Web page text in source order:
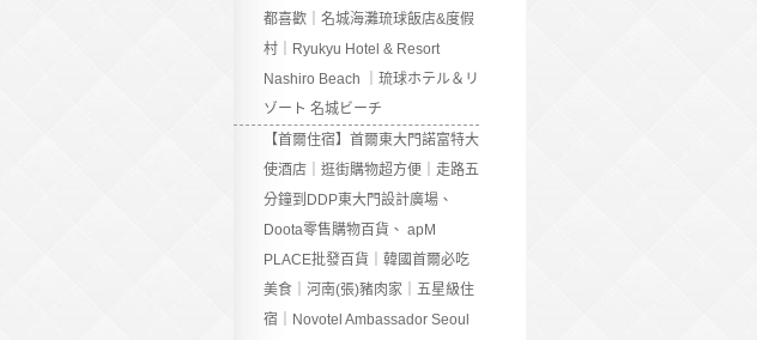
都喜歡｜名城海灘琉球飯店&度假
村｜Ryukyu Hotel & Resort
Nashiro Beach ｜琉球ホテル＆リ
ゾート 名城ビーチ
【首爾住宿】首爾東大門諾富特大
使酒店｜逛街購物超方便｜走路五
分鐘到DDP東大門設計廣場、
Doota零售購物百貨、 apM
PLACE批發百貨｜韓國首爾必吃
美食｜河南(張)豬肉家｜五星級住
宿｜Novotel Ambassador Seoul